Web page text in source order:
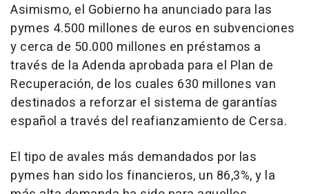
Asimismo, el Gobierno ha anunciado para las
pymes 4.500 millones de euros en subvenciones
y cerca de 50.000 millones en préstamos a
través de la Adenda aprobada para el Plan de
Recuperación, de los cuales 630 millones van
destinados a reforzar el sistema de garantías
español a través del reafianzamiento de Cersa.
El tipo de avales más demandados por las
pymes han sido los financieros, un 86,3%, y la